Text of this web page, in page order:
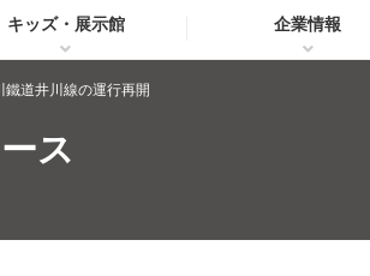
キッズ・展示館 企業情報
供給
情報
のお客さま
道井川線の運行再開
ス